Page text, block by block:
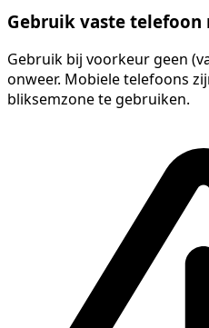
Gebruik vaste telefoon
Gebruik bij voorkeur geen
onweer. Mobiele telefoons
bliksemzone te gebruiken.